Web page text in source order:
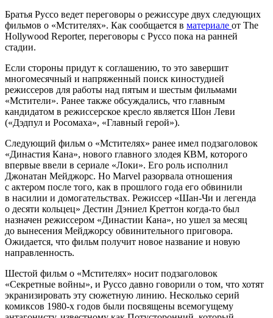
Братья Руссо ведeт переговоры о режиссуре двух следующих
фильмов о «Мстителях». Как сообщается в материале от The
Hollywood Reporter, переговоры с Руссо пока на ранней
стадии.
Если стороны придут к соглашению, то это завершит
многомесячный и напряженный поиск киностудией
режиссеров для работы над пятым и шестым фильмами
«Мстители». Ранее также обсуждались, что главным
кандидатом в режиссерское кресло является Шон Леви
(«Дэдпул и Росомаха», «Главный герой»).
Следующий фильм о «Мстителях» ранее имел подзаголовок
«Династия Кана», нового главного злодея КВМ, которого
впервые ввели в сериале «Локи». Его роль исполнил
Джонатан Мейджорс. Но Marvel разорвала отношения
с актером после того, как в прошлого года его обвинили
в насилии и домогательствах. Режиссер «Шан-Чи и легенда
о десяти кольцец» Дестин Дэниел Креттон когда-то был
назначен режиссером «Династии Кана», но ушел за месяц
до вынесения Мейджорсу обвинительного приговора.
Ожидается, что фильм получит новое название и новую
направленность.
Шестой фильм о «Мстителях» носит подзаголовок
«Секретные войны», и Руссо давно говорили о том, что хотят
экранизировать эту сюжетную линию. Несколько серий
комиксов 1980-х годов были посвящены всемогущему